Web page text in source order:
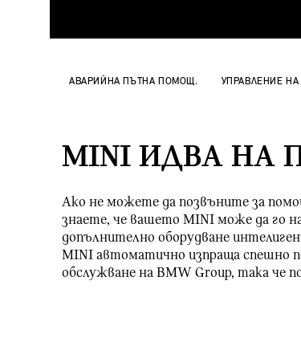
АВАРИЙНА ПЪТНА ПОМОЩ. УПРАВЛЕНИЕ
MINI ИДВА НА
Ако не можете да позвъните за
знаете, че вашето MINI може да го
допълнително оборудване
MINI автоматично изпраща спешно
обслужване на BMW Group, така че